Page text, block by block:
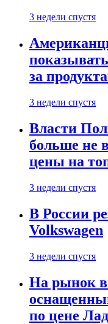
3 недели спустя
за
3 недели спустя
Власти
больше не
цены на
3 недели спустя
В России
Volkswagen
3 недели спустя
На рынок
по цене